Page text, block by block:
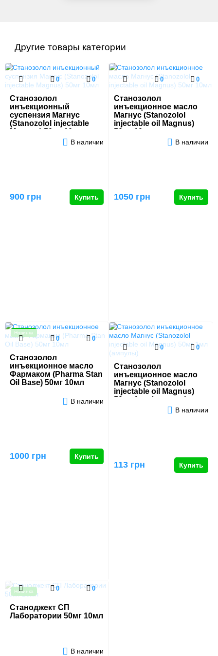
Другие товары категории
0 0
Станозолол
инъекционный
суспензия Магнус
(Stanozolol injectable
Magnus) 50мг 10мл
В наличии
900 грн Купить
0 0
Станозолол
инъекционное масло
Магнус (Stanozolol
injectable oil Magnus)
50мг 10мл
В наличии
1050 грн Купить
Новинка
0 0
Станозолол
инъекционное масло
Фармаком (Pharma Stan
Oil Base) 50мг 10мл
В наличии
1000 грн Купить
0 0
Станозолол
инъекционное масло
Магнус (Stanozolol
injectable oil Magnus)
50мг 1мл (ампулы)
В наличии
113 грн Купить
Новинка 0 0
Станоджект СП
Лаборатории 50мг 10мл
В наличии